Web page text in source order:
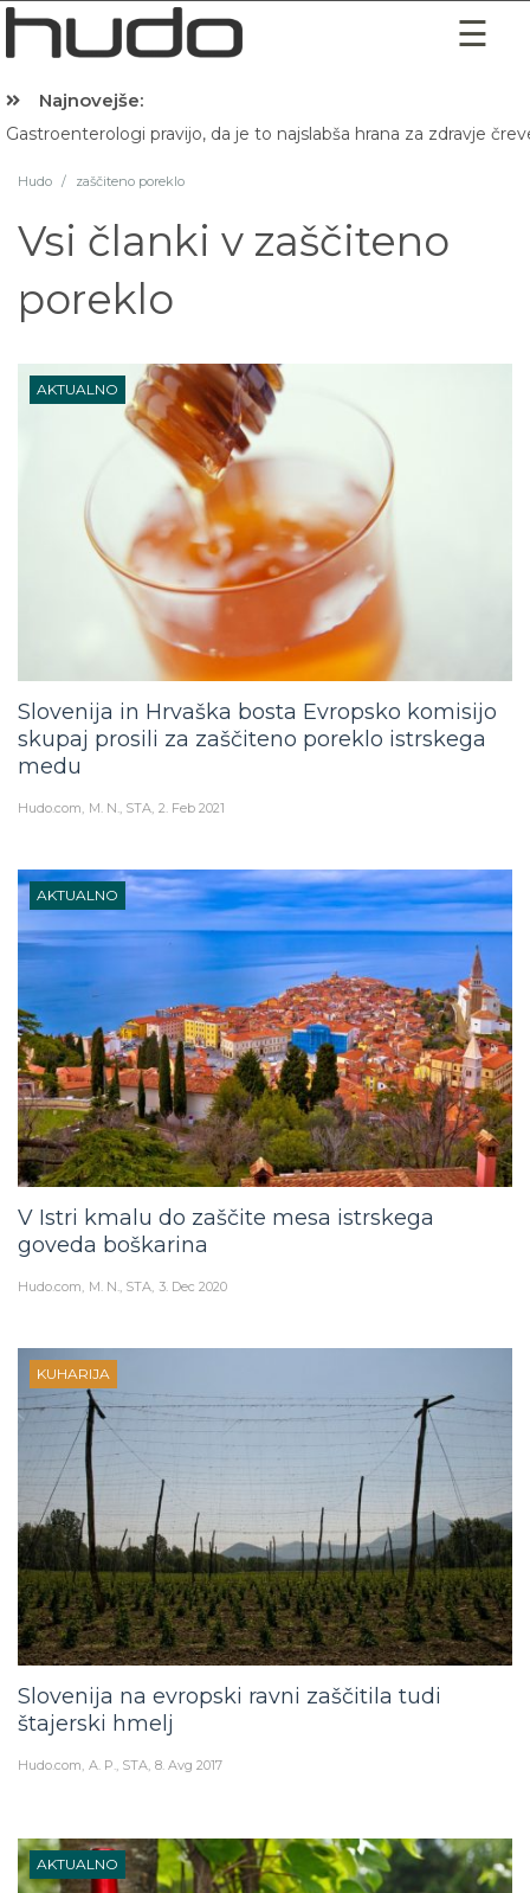
Najnovejše:
Gastroenterologi pravijo, da je to najslabša hrana za zdravje
Hudo / zaščiteno poreklo
Vsi članki v zaščiteno
poreklo
AKTUALNO
Slovenija in Hrvaška bosta Evropsko komisijo
skupaj prosili za zaščiteno poreklo istrskega
medu
Hudo.com M. N., STA 2. Feb 2021
AKTUALNO
V Istri kmalu do zaščite mesa istrskega
goveda boškarina
Hudo.com M. N., STA 3. Dec 2020
KUHARIJA
Slovenija na evropski ravni zaščitila tudi
štajerski hmelj
Hudo.com A. P., STA 8. Avg 2017
AKTUALNO